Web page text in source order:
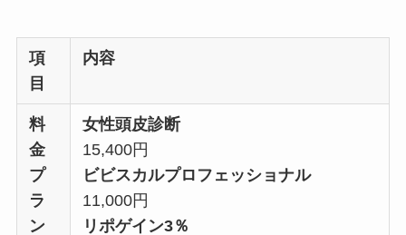
項
目
内容
料
金
プ
ラ
ン
女性頭皮診断
15,400円
ビビスカルプロフェッショナル
11,000円
リポゲイン3％